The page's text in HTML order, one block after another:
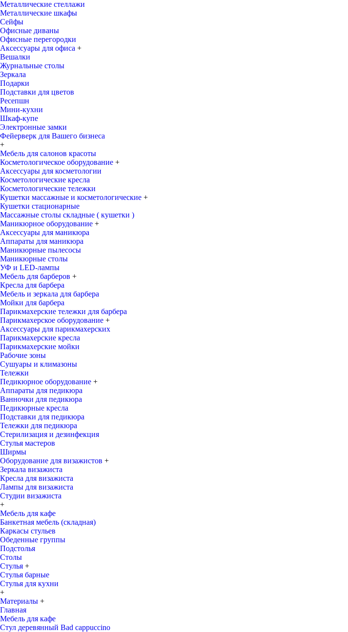
Металлические стеллажи
Металлические шкафы
Сейфы
Офисные диваны
Офисные перегородки
Аксессуары для офиса +
Вешалки
Журнальные столы
Зеркала
Подарки
Подставки для цветов
Ресепшн
Мини-кухни
Шкаф-купе
Электронные замки
Фейерверк для Вашего бизнеса
+
Мебель для салонов красоты
Косметологическое оборудование +
Аксессуары для косметологии
Косметологические кресла
Косметологические тележки
Кушетки массажные и косметологические +
Кушетки стационарные
Массажные столы складные ( кушетки )
Маникюрное оборудование +
Аксессуары для маникюра
Аппараты для маникюра
Маникюрные пылесосы
Маникюрные столы
УФ и LED-лампы
Мебель для барберов +
Кресла для барбера
Мебель и зеркала для барбера
Мойки для барбера
Парикмахерские тележки для барбера
Парикмахерское оборудование +
Аксессуары для парикмахерских
Парикмахерские кресла
Парикмахерские мойки
Рабочие зоны
Сушуары и климазоны
Тележки
Педикюрное оборудование +
Аппараты для педикюра
Ванночки для педикюра
Педикюрные кресла
Подставки для педикюра
Тележки для педикюра
Стерилизация и дезинфекция
Стулья мастеров
Ширмы
Оборудование для визажистов +
Зеркала визажиста
Кресла для визажиста
Лампы для визажиста
Студии визажиста
+
Мебель для кафе
Банкетная мебель (складная)
Каркасы стульев
Обеденные группы
Подстолья
Столы
Стулья +
Стулья барные
Стулья для кухни
+
Материалы +
Главная
Мебель для кафе
Стул деревянный Bad cappuccino